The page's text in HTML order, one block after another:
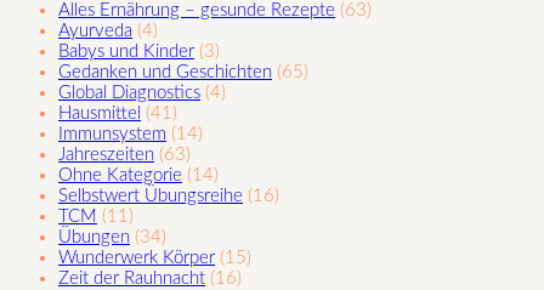
ist!
Alles Ernährung – gesunde Rezepte (63)
Ayurveda (4)
Babys und Kinder (3)
Gedanken und Geschichten (65)
Global Diagnostics (4)
Hausmittel (41)
Immunsystem (14)
Jahreszeiten (63)
Ohne Kategorie (14)
Selbstwert Übungsreihe (16)
TCM (11)
Übungen (34)
Wunderwerk Körper (15)
Zeit der Rauhnacht (16)